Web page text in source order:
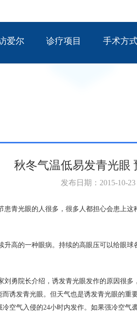
爱尔 诊疗项目 手术方
秋冬气温低易发青光眼
发布日期：2015-10-
患青光眼的人很多，很多人都担心会患上
升高的一种眼病。持续的高眼压可以给眼
刘勇院长介绍，诱发青光眼发作的原因很
诱发青光眼。但天气也是诱发青光眼的
空气入侵的24小时内发作。如果强冷空